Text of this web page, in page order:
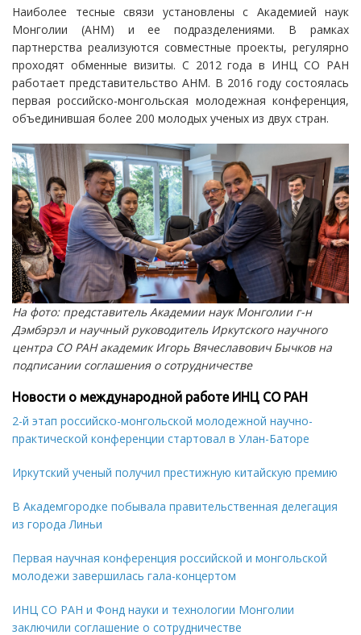
Наиболее тесные связи установлены с Академией наук
Монголии (АНМ) и ее подразделениями. В рамках
партнерства реализуются совместные проекты, регулярно
проходят обменные визиты. С 2012 года в ИНЦ СО РАН
работает представительство АНМ. В 2016 году состоялась
первая российско-монгольская молодежная конференция,
объединившая более 200 молодых ученых из двух стран.
На фото: представитель Академии наук Монголии г-н
Дэмбэрэл и научный руководитель Иркутского научного
центра СО РАН академик Игорь Вячеславович Бычков на
подписании соглашения о сотрудничестве
Новости о международной работе ИНЦ СО РАН
2-й этап российско-монгольской молодежной научно-
практической конференции стартовал в Улан-Баторе
Иркутский ученый получил престижную китайскую премию
В Академгородке побывала правительственная делегация
из города Линьи
Первая научная конференция российской и монгольской
молодежи завершилась гала-концертом
ИНЦ СО РАН и Фонд науки и технологии Монголии
заключили соглашение о сотрудничестве